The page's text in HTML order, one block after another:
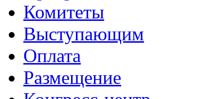
Комитеты
Выступающим
Оплата
Размещение